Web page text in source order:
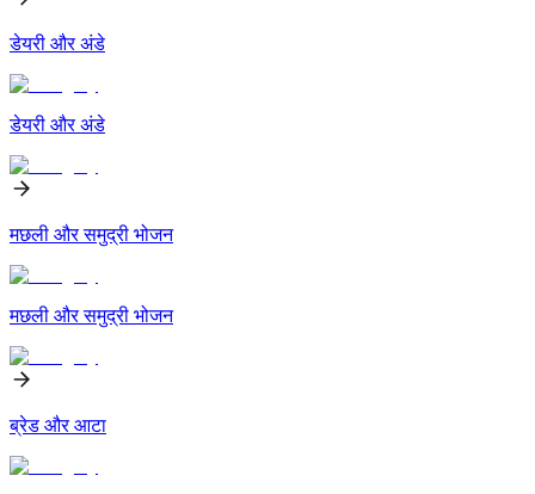
डेयरी और अंडे
डेयरी और अंडे
मछली और समुद्री भोजन
मछली और समुद्री भोजन
ब्रेड और आटा